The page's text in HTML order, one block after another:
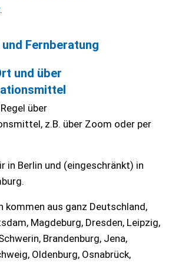
.
Fernberatung
und über
über
z.B. über Zoom oder per
in Berlin und (eingeschränkt) in
kommen aus ganz Deutschland,
Magdeburg, Dresden, Leipzig,
Brandenburg, Jena,
Oldenburg, Osnabrück,